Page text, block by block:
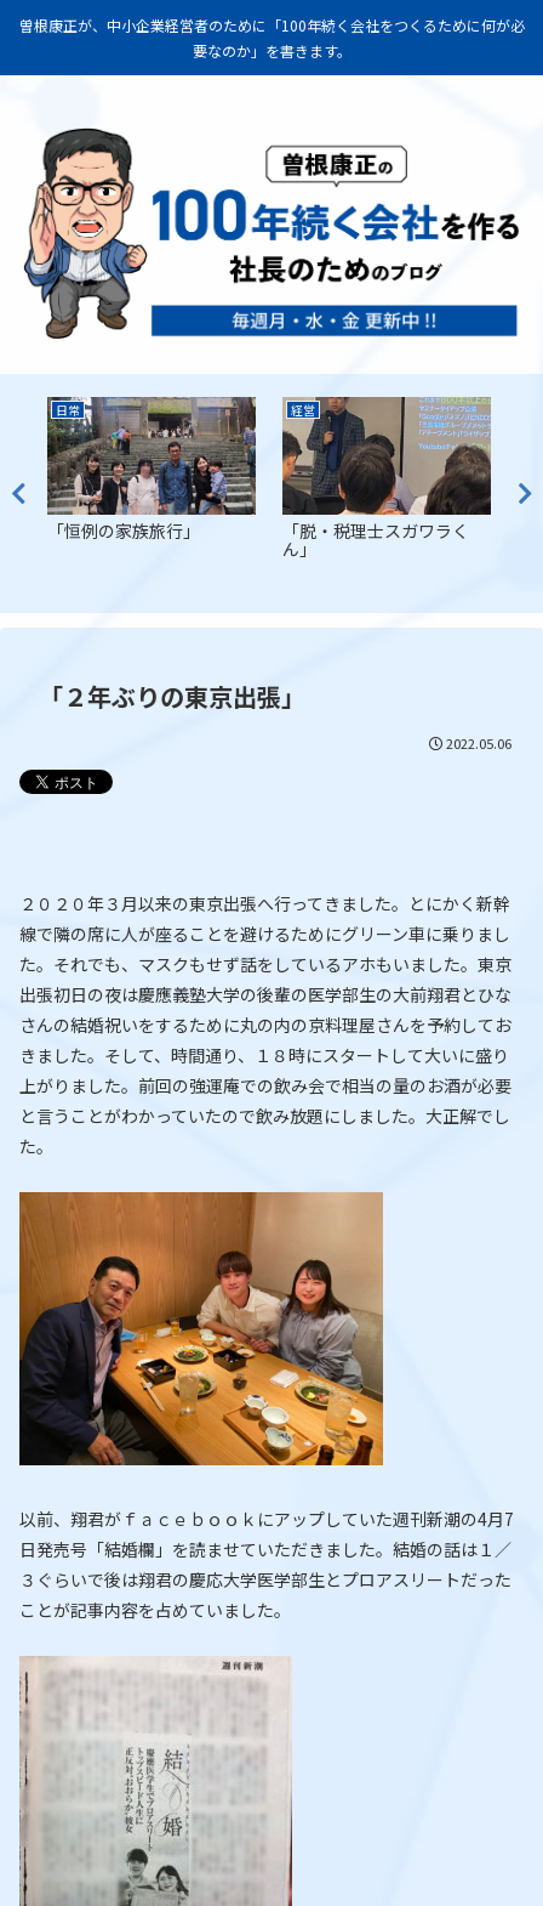
曽根康正が、中小企業経営者のために「100年続く会社をつくるために何が必
要なのか」を書きます。
日常
「恒例の家族旅行」
経営
「脱・税理士スガワラく
ん」
「２年ぶりの東京出張」
2022.05.06
２０２０年３月以来の東京出張へ行ってきました。とにかく新幹
線で隣の席に人が座ることを避けるためにグリーン車に乗りまし
た。それでも、マスクもせず話をしているアホもいました。東京
出張初日の夜は慶應義塾大学の後輩の医学部生の大前翔君とひな
さんの結婚祝いをするために丸の内の京料理屋さんを予約してお
きました。そして、時間通り、１８時にスタートして大いに盛り
上がりました。前回の強運庵での飲み会で相当の量のお酒が必要
と言うことがわかっていたので飲み放題にしました。大正解でし
た。
以前、翔君がｆａｃｅｂｏｏｋにアップしていた週刊新潮の4月7
日発売号「結婚欄」を読ませていただきました。結婚の話は１／
３ぐらいで後は翔君の慶応大学医学部生とプロアスリートだった
ことが記事内容を占めていました。